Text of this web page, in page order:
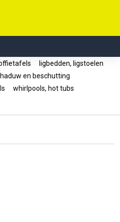
ligbedden, ligstoelen
en beschutting
whirlpools, hot tubs